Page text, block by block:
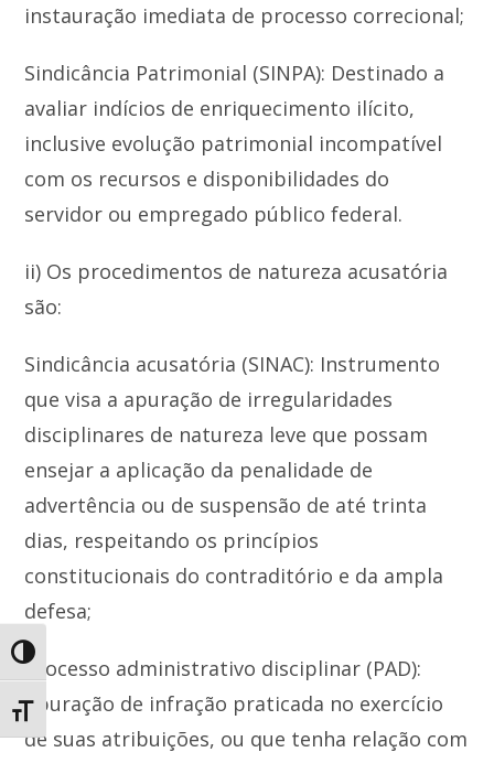
Toggle High Contrast
Toggle Font size
instauração imediata de processo correcional;
Sindicância Patrimonial (SINPA): Destinado a
avaliar indícios de enriquecimento ilícito,
inclusive evolução patrimonial incompatível
com os recursos e disponibilidades do
servidor ou empregado público federal.
ii) Os procedimentos de natureza acusatória
são:
Sindicância acusatória (SINAC): Instrumento
que visa a apuração de irregularidades
disciplinares de natureza leve que possam
ensejar a aplicação da penalidade de
advertência ou de suspensão de até trinta
dias, respeitando os princípios
constitucionais do contraditório e da ampla
defesa;
Processo administrativo disciplinar (PAD):
Apuração de infração praticada no exercício
de suas atribuições, ou que tenha relação com